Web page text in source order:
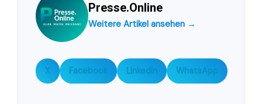
Presse.Online
Weitere Artikel ansehen →
X Facebook LinkedIn WhatsApp